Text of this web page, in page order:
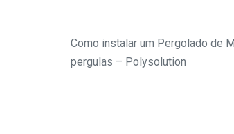
Como instalar um Pergolado de
pergulas – Polysolution